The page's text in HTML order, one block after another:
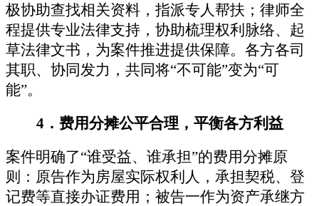
极协助查找相关资料，指派专人帮扶； 律师全
程提供专业法律支持，协助梳理权利脉络、起
草法律文书，为案件推进提供保障。各方各司
其职、协同发力，共同将“不可能”变为“可
能”。
4 ． 费用分摊公平合理，平衡各方利益
案件明确了“谁受益、谁承担”的费用分摊原
则：原告作为房屋实际权利人，承担契税、登
记费等直接办证费用；被告一作为资产承继方